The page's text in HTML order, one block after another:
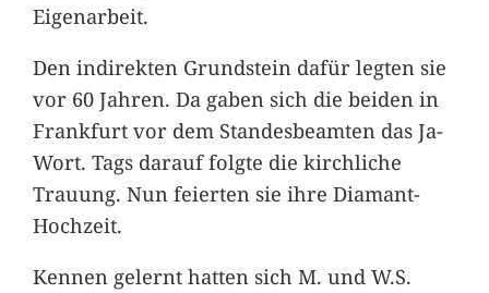
Eigenarbeit.
Den indirekten Grundstein dafür legten sie
vor 60 Jahren. Da gaben sich die beiden in
Frankfurt vor dem Standesbeamten das Ja-
Wort. Tags darauf folgte die kirchliche
Trauung. Nun feierten sie ihre Diamant-
Hochzeit.
Kennen gelernt hatten sich M. und W.S.